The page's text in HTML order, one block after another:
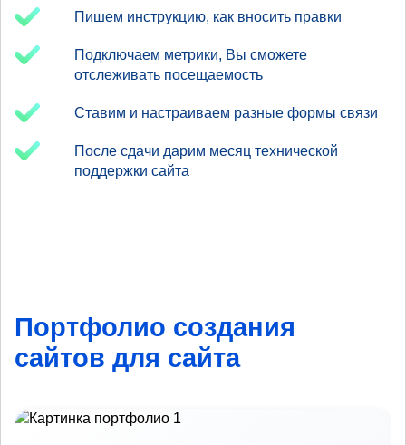
Пишем инструкцию, как вносить правки
Подключаем метрики, Вы сможете
отслеживать посещаемость
Ставим и настраиваем разные формы связи
После сдачи дарим месяц технической
поддержки сайта
Портфолио создания
сайтов для сайта